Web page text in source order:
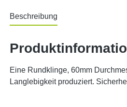
Beschreibung
Eine Rundklinge, 60mm
Langlebigkeit produziert.